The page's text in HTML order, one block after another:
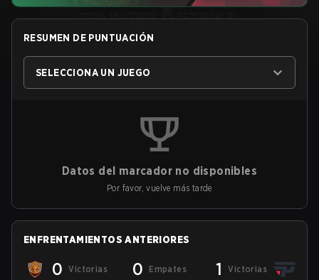
RESUMEN DE PUNTUACIÓN
SELECCIONA UN JUEGO
Datos del marcador no disponibles
Por favor, vuelve más tarde
ENFRENTAMIENTOS ANTERIORES
0 Victorias 0 Empates 1 Victorias